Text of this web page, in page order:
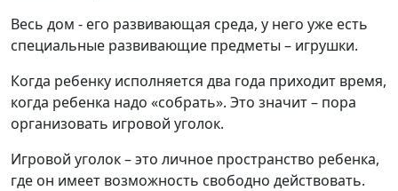
Весь дом - его развивающая среда, у него уже есть
специальные развивающие предметы – игрушки.
Когда ребенку исполняется два года приходит время,
когда ребенка надо «собрать». Это значит – пора
организовать игровой уголок.
Игровой уголок – это личное пространство ребенка,
где он имеет возможность свободно действовать.